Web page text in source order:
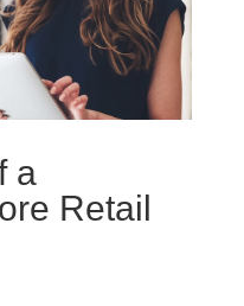
a
Retail